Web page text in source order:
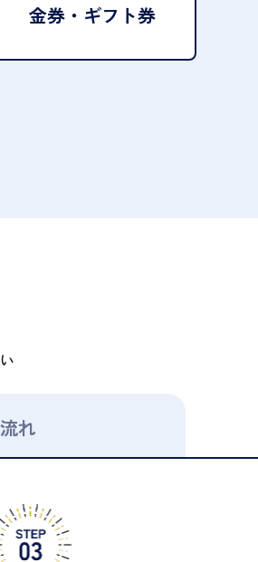
金券・ギフト券
れ